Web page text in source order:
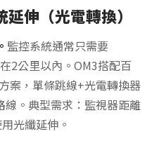
伸（光電轉換）
監控系統通常只需要
2公里以內。OM3搭配百
案，單條跳線+光電轉換器
。典型需求：監視器距離
光纖延伸。